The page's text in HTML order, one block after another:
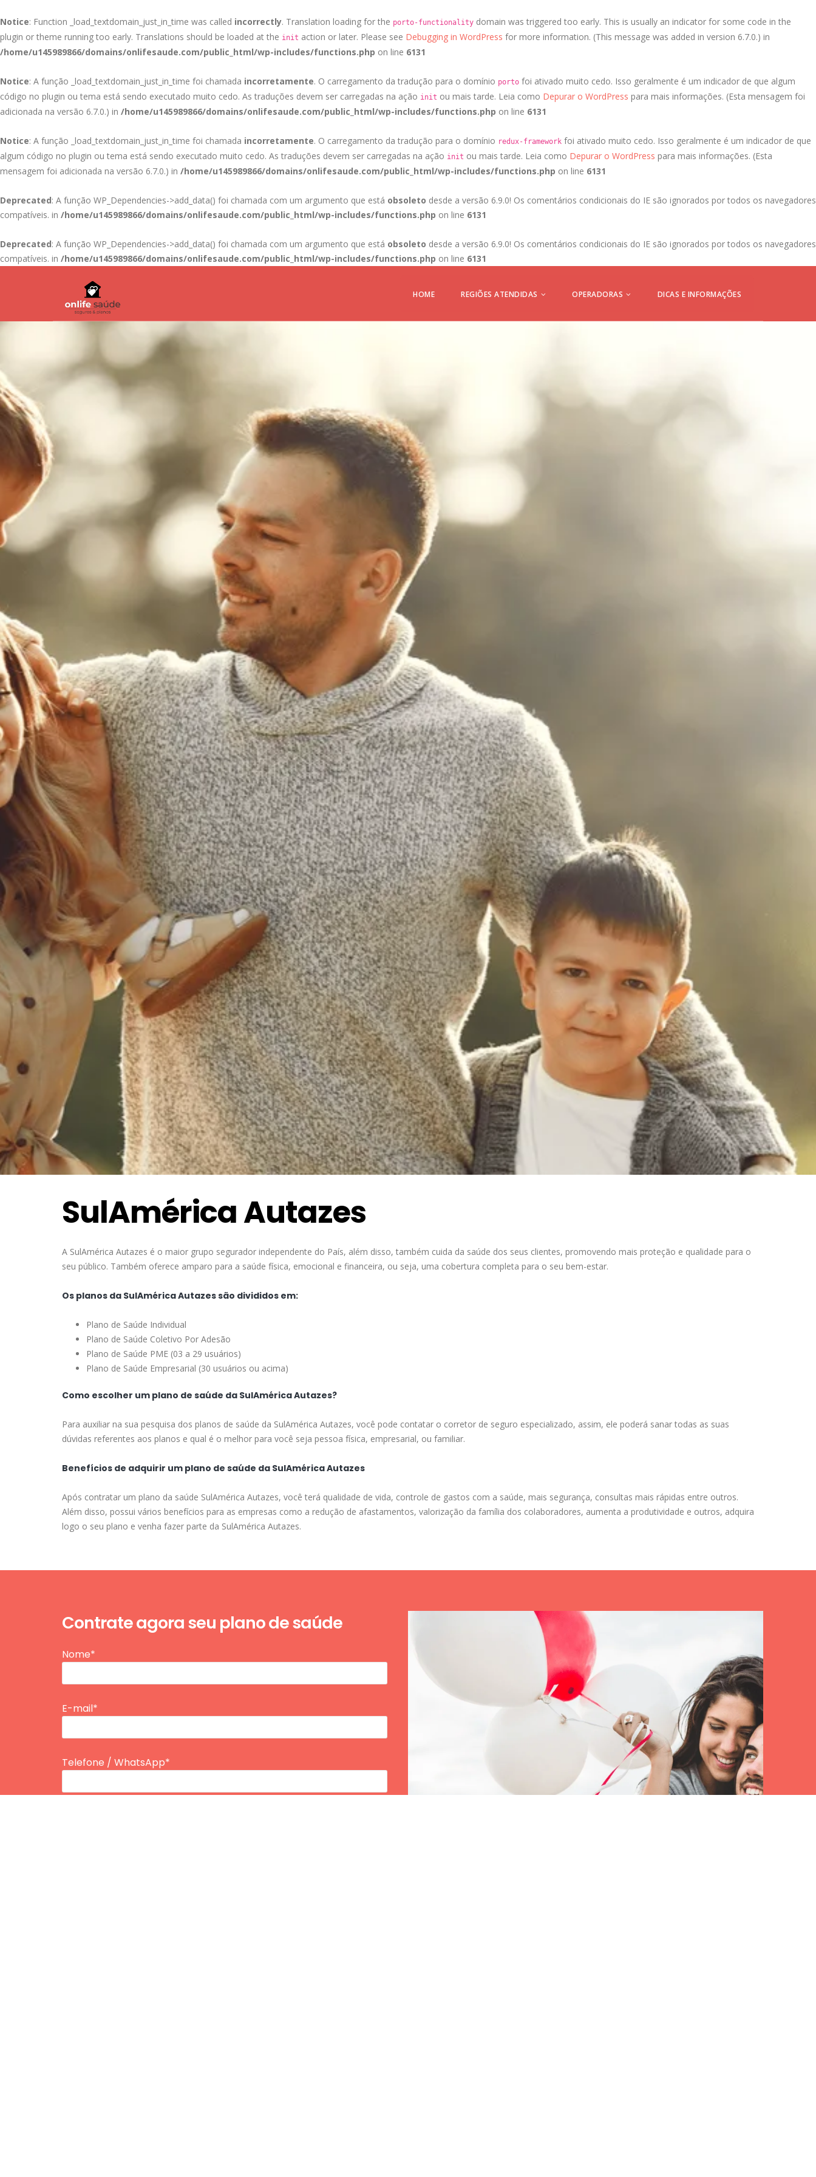
Notice: Function _load_textdomain_just_in_time was called incorrectly. Translation loading for the porto-functionality domain was triggered too early. This is usually an indicator for some code in the
plugin or theme running too early. Translations should be loaded at the init action or later. Please see Debugging in WordPress for more information. (This message was added in version 6.7.0.) in
/home/u145989866/domains/onlifesaude.com/public_html/wp-includes/functions.php on line 6131
Notice: A função _load_textdomain_just_in_time foi chamada incorretamente. O carregamento da tradução para o domínio porto foi ativado muito cedo. Isso geralmente é um indicador de que algum
código no plugin ou tema está sendo executado muito cedo. As traduções devem ser carregadas na ação init ou mais tarde. Leia como Depurar o WordPress para mais informações. (Esta mensagem foi
adicionada na versão 6.7.0.) in /home/u145989866/domains/onlifesaude.com/public_html/wp-includes/functions.php on line 6131
Notice: A função _load_textdomain_just_in_time foi chamada incorretamente. O carregamento da tradução para o domínio redux-framework foi ativado muito cedo. Isso geralmente é um indicador de que
algum código no plugin ou tema está sendo executado muito cedo. As traduções devem ser carregadas na ação init ou mais tarde. Leia como Depurar o WordPress para mais informações. (Esta
mensagem foi adicionada na versão 6.7.0.) in /home/u145989866/domains/onlifesaude.com/public_html/wp-includes/functions.php on line 6131
Deprecated: A função WP_Dependencies->add_data() foi chamada com um argumento que está obsoleto desde a versão 6.9.0! Os comentários condicionais do IE são ignorados por todos os navegadores
compatíveis. in /home/u145989866/domains/onlifesaude.com/public_html/wp-includes/functions.php on line 6131
Deprecated: A função WP_Dependencies->add_data() foi chamada com um argumento que está obsoleto desde a versão 6.9.0! Os comentários condicionais do IE são ignorados por todos os navegadores
compatíveis. in /home/u145989866/domains/onlifesaude.com/public_html/wp-includes/functions.php on line 6131
HOME REGIÕES ATENDIDAS OPERADORAS DICAS E INFORMAÇÕES
SulAmérica Autazes
A SulAmérica Autazes é o maior grupo segurador independente do País, além disso, também cuida da saúde dos seus clientes, promovendo mais proteção e qualidade para o
seu público. Também oferece amparo para a saúde física, emocional e financeira, ou seja, uma cobertura completa para o seu bem-estar.
Os planos da SulAmérica Autazes são divididos em:
Plano de Saúde Individual
Plano de Saúde Coletivo Por Adesão
Plano de Saúde PME (03 a 29 usuários)
Plano de Saúde Empresarial (30 usuários ou acima)
Como escolher um plano de saúde da SulAmérica Autazes?
Para auxiliar na sua pesquisa dos planos de saúde da SulAmérica Autazes, você pode contatar o corretor de seguro especializado, assim, ele poderá sanar todas as suas
dúvidas referentes aos planos e qual é o melhor para você seja pessoa física, empresarial, ou familiar.
Benefícios de adquirir um plano de saúde da SulAmérica Autazes
Após contratar um plano da saúde SulAmérica Autazes, você terá qualidade de vida, controle de gastos com a saúde, mais segurança, consultas mais rápidas entre outros.
Além disso, possui vários benefícios para as empresas como a redução de afastamentos, valorização da família dos colaboradores, aumenta a produtividade e outros, adquira
logo o seu plano e venha fazer parte da SulAmérica Autazes.
Contrate agora seu plano de saúde
Nome*
E-mail*
Telefone / WhatsApp*